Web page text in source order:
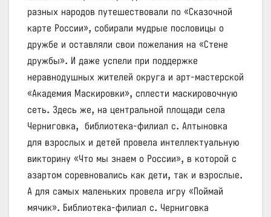
разных народов путешествовали по «Сказочной
карте России», собирали мудрые пословицы о
дружбе и оставляли свои пожелания на «Стене
дружбы». И даже успели при поддержке
неравнодушных жителей округа и арт-мастерской
«Академия Маскировки», сплести маскировочную
сеть. Здесь же, на центральной площади села
Черниговка, библиотека-филиал с. Алтыновка
для взрослых и детей провела интеллектуальную
викторину «Что мы знаем о России», в которой с
азартом соревновались как дети, так и взрослые.
А для самых маленьких провела игру «Поймай
мячик». Библиотека-филиал с. Черниговка